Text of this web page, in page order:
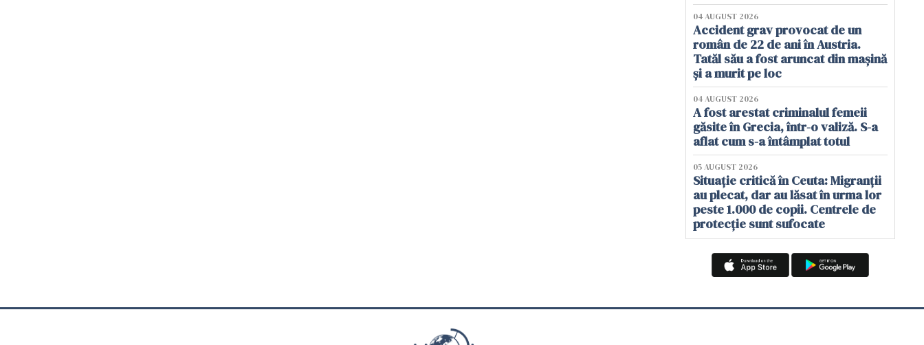
04 AUGUST 2026
Accident grav provocat de un
român de 22 de ani în Austria.
Tatăl său a fost aruncat din mașină
și a murit pe loc
04 AUGUST 2026
A fost arestat criminalul femeii
găsite în Grecia, într-o valiză. S-a
aflat cum s-a întâmplat totul
05 AUGUST 2026
Situație critică în Ceuta: Migranții
au plecat, dar au lăsat în urma lor
peste 1.000 de copii. Centrele de
protecție sunt sufocate